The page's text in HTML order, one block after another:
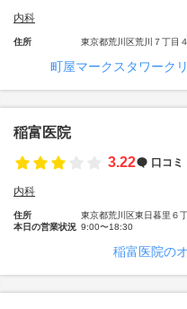
内科
住所 東京都荒川区荒川７丁目
町屋マークスタワーク
稲富医院
3.22
口コミ
内科
住所
東京都荒川区東日暮里６
本日の営業状況 9:00〜18:30
稲富医院の